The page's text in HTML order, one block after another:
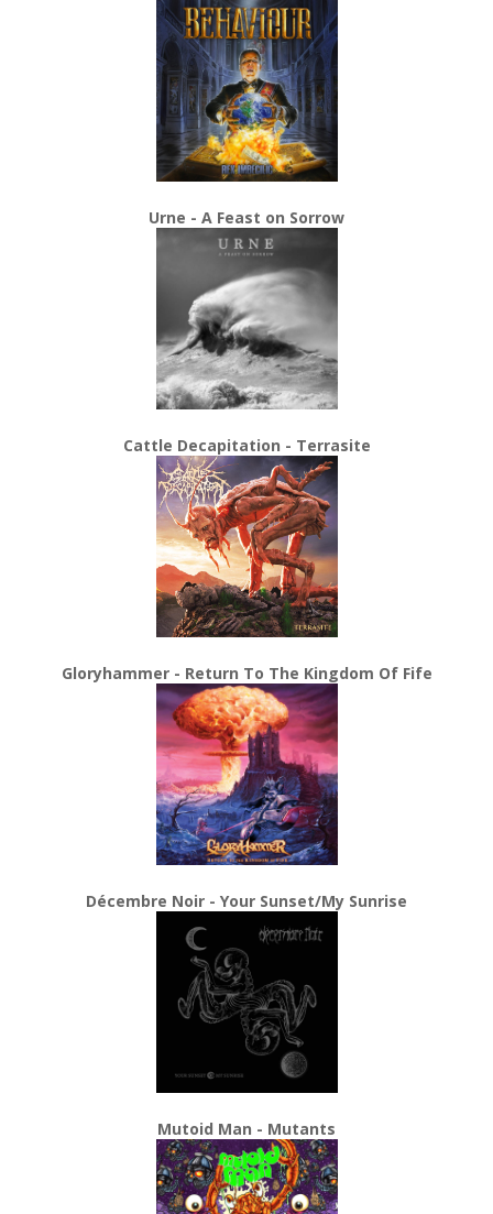
Urne - A Feast on Sorrow
Cattle Decapitation - Terrasite
Gloryhammer - Return To The Kingdom Of Fife
Décembre Noir - Your Sunset/My Sunrise
Mutoid Man - Mutants